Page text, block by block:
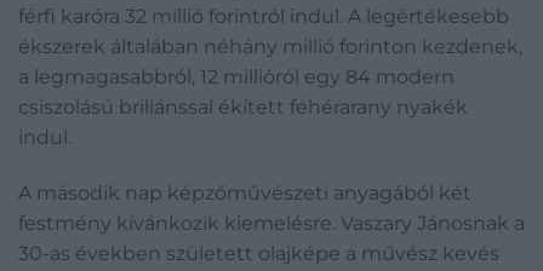
férfi karóra 32 millió forintról indul. A legértékesebb
ékszerek általában néhány millió forinton kezdenek,
a legmagasabbról, 12 millióról egy 84 modern
csiszolású briliánssal ékített fehérarany nyakék
indul.
A második nap képzőművészeti anyagából két
festmény kívánkozik kiemelésre. Vaszary Jánosnak a
30-as években született olajképe a művész kevés